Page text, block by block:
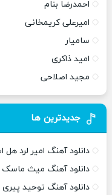
احمدرضا بنام
امیرعلی کریمخانی
سامیار
امید ذاکری
مجید اصلاحی
جدیدترین ها
دانلود آهنگ امیر لرد هل
دانلود آهنگ میث ماسک
دانلود آهنگ توحید